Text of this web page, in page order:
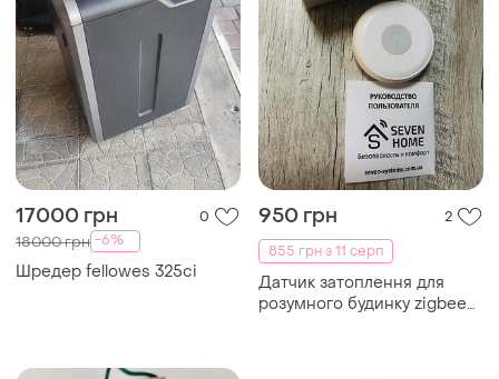
17000 грн 0
18000 грн -6%
Шредер fellowes 325ci
950 грн
2
855 грн з 11 серп
Датчик затоплення для
розумного будинку zigbee